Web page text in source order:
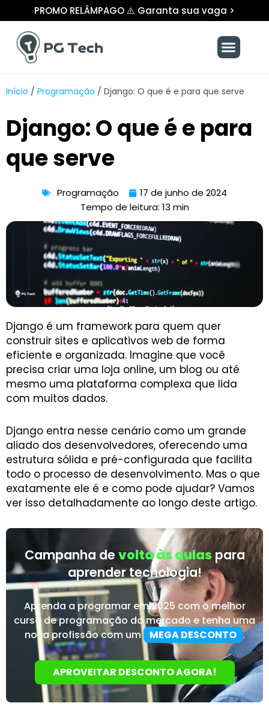
para
conteúdo
PROMO RELÂMPAGO ⚠️ Garanta sua vaga >
Menu
Início / Programação / Django: O que é e para que serve
Django: O que é e para
que serve
Programação
17 de junho de 2024
Tempo de leitura: 13 min
Django é um framework para quem quer
construir sites e aplicativos web de forma
eficiente e organizada. Imagine que você
precisa criar uma loja online, um blog ou até
mesmo uma plataforma complexa que lida
com muitos dados.
Django entra nesse cenário como um grande
aliado dos desenvolvedores, oferecendo uma
estrutura sólida e pré-configurada que facilita
todo o processo de desenvolvimento. Mas o que
exatamente ele é e como pode ajudar? Vamos
ver isso detalhadamente ao longo deste artigo.
Campanha de volta às aulaspara
aprender tecnologia!
Aprenda a programar em 2025 com o melhor
curso de programação do mercado e tenha uma
nova profissão com um MEGA DESCONTO .
APROVEITAR DESCONTO AGORA!